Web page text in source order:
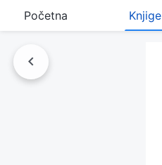
Početna Knjige